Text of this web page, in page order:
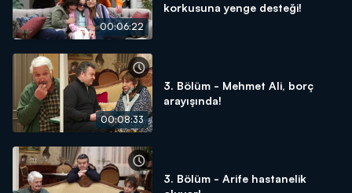
00:06:22
korkusuna yenge desteği!
00:08:33
3. Bölüm - Mehmet Ali, borç
arayışında!
3. Bölüm - Arife hastanelik